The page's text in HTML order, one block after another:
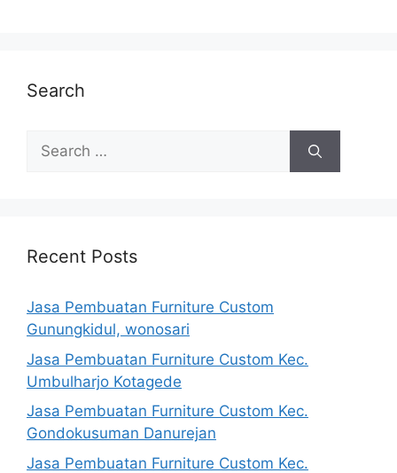
Search
Search
for:
Recent Posts
Jasa Pembuatan Furniture Custom
Gunungkidul, wonosari
Jasa Pembuatan Furniture Custom Kec.
Umbulharjo Kotagede
Jasa Pembuatan Furniture Custom Kec.
Gondokusuman Danurejan
Jasa Pembuatan Furniture Custom Kec.